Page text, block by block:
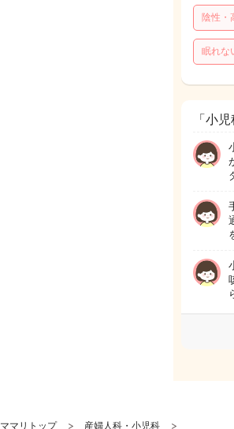
陰性・
眠れな
「小
ママリトップ 産婦人科・小児科